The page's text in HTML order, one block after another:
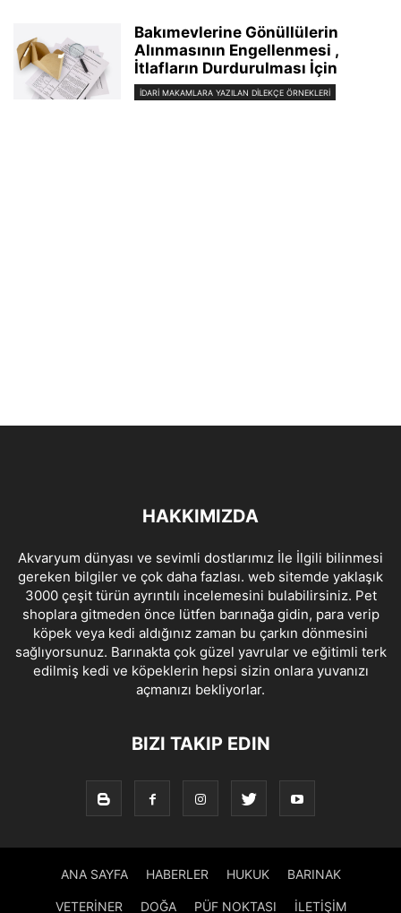
Bakımevlerine Gönüllülerin
Alınmasının Engellenmesi ,
İtlafların Durdurulması İçin
İDARİ MAKAMLARA YAZILAN DİLEKÇE ÖRNEKLERİ
HAKKIMIZDA
Akvaryum dünyası ve sevimli dostlarımız İle İlgili bilinmesi
gereken bilgiler ve çok daha fazlası. web sitemde yaklaşık
3000 çeşit türün ayrıntılı incelemesini bulabilirsiniz. Pet
shoplara gitmeden önce lütfen barınağa gidin, para verip
köpek veya kedi aldığınız zaman bu çarkın dönmesini
sağlıyorsunuz. Barınakta çok güzel yavrular ve eğitimli terk
edilmiş kedi ve köpeklerin hepsi sizin onlara yuvanızı
açmanızı bekliyorlar.
BIZI TAKIP EDIN
ANA SAYFA HABERLER HUKUK BARINAK
VETERİNER DOĞA PÜF NOKTASI İLETİŞİM